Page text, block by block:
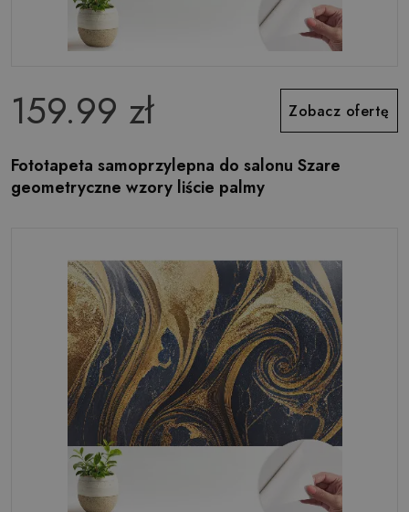
159.99 zł Zobacz ofertę
Fototapeta samoprzylepna do salonu Szare
geometryczne wzory liście palmy